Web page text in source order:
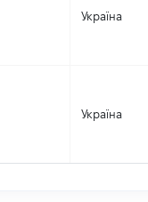
Україна
Україна